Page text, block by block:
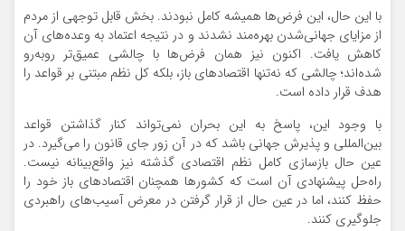
با این حال، این فرض‌ها همیشه کامل نبودند. بخش قابل توجهی از مردم
از مزایای جهانی‌شدن بهره‌مند نشدند و در نتیجه اعتماد به وعده‌های آن
کاهش یافت. اکنون نیز همان فرض‌ها با چالشی عمیق‌تر روبه‌رو
شده‌اند؛ چالشی که نه‌تنها اقتصادهای باز، بلکه کل نظم مبتنی بر قواعد را
هدف قرار داده است.
با وجود این، پاسخ به این بحران نمی‌تواند کنار گذاشتن قواعد
بین‌المللی و پذیرش جهانی باشد که در آن زور جای قانون را می‌گیرد. در
عین حال بازسازی کامل نظم اقتصادی گذشته نیز واقع‌بینانه نیست.
راه‌حل پیشنهادی آن است که کشورها همچنان اقتصادهای باز خود را
حفظ کنند، اما در عین حال از قرار گرفتن در معرض آسیب‌های راهبردی
جلوگیری کنند.